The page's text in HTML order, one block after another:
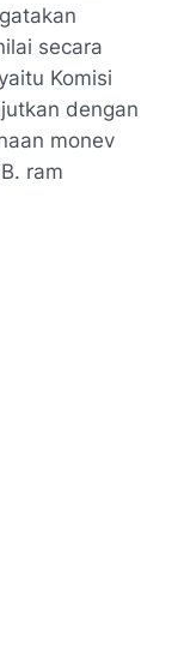
secara
Komisi
dengan
monev
ram